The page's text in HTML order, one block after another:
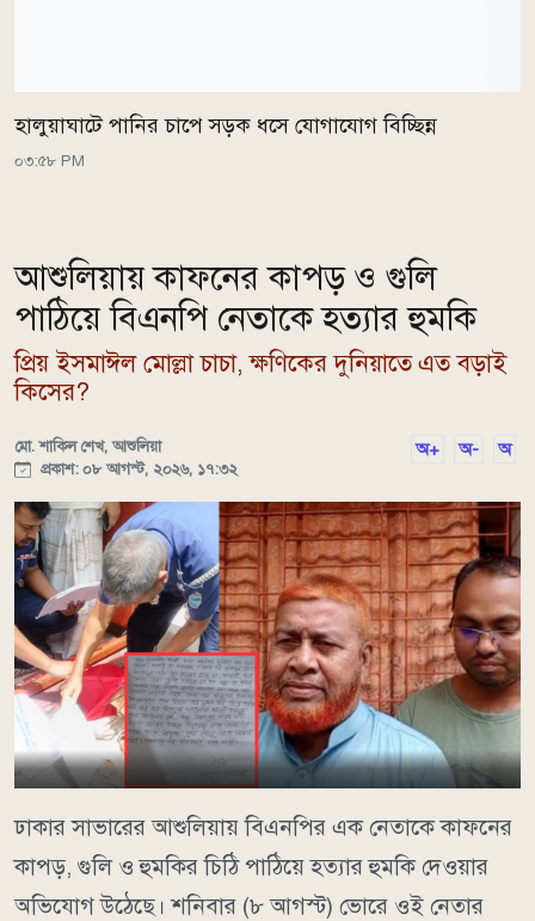
হালুয়াঘাটে পানির চাপে সড়ক ধসে যোগাযোগ বিচ্ছিন্ন
০৩:৫৮ PM
আশুলিয়ায় কাফনের কাপড় ও গুলি
পাঠিয়ে বিএনপি নেতাকে হত্যার হুমকি
প্রিয় ইসমাঈল মোল্লা চাচা, ক্ষণিকের দুনিয়াতে এত বড়াই
কিসের?
মো. শাকিল শেখ, আশুলিয়া
প্রকাশ: ০৮ আগস্ট, ২০২৬, ১৭:৩২
অ+ অ- অ
ঢাকার সাভারের আশুলিয়ায় বিএনপির এক নেতাকে কাফনের
কাপড়, গুলি ও হুমকির চিঠি পাঠিয়ে হত্যার হুমকি দেওয়ার
অভিযোগ উঠেছে। শনিবার (৮ আগস্ট) ভোরে ওই নেতার